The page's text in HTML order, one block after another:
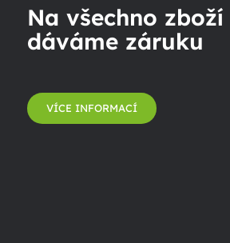
Na všechno zboží
dáváme záruku
VÍCE INFORMACÍ